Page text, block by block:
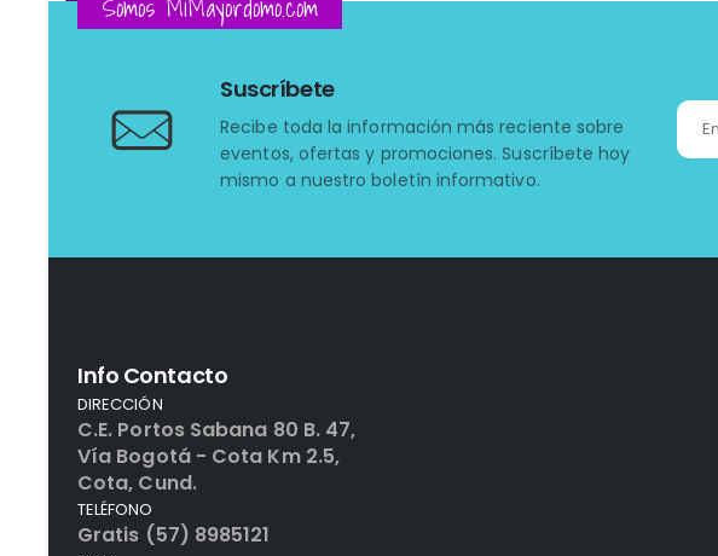
Suscríbete
Recibe toda la información más reciente sobre
eventos, ofertas y promociones. Suscríbete hoy
mismo a nuestro boletín informativo.
Info Contacto
DIRECCIÓN
C.E. Portos Sabana 80 B. 47,
Vía Bogotá - Cota Km 2.5,
Cota, Cund.
TELÉFONO
Gratis (57) 8985121